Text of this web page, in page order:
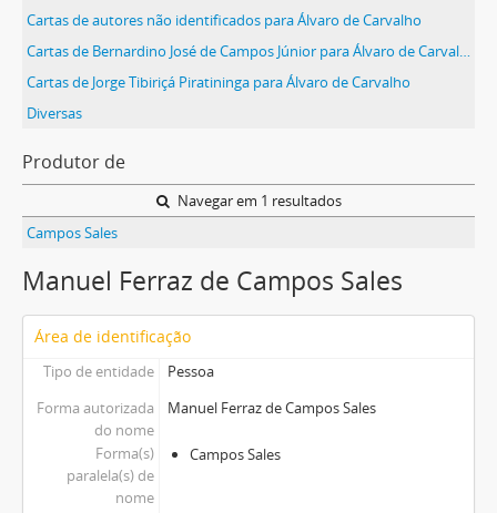
Cartas de autores não identificados para Álvaro de Carvalho
Cartas de Bernardino José de Campos Júnior para Álvaro de Carvalho
Cartas de Jorge Tibiriçá Piratininga para Álvaro de Carvalho
Diversas
Produtor de
Navegar em 1 resultados
Campos Sales
Manuel Ferraz de Campos Sales
Área de identificação
Tipo de entidade
Pessoa
Forma autorizada
do nome
Manuel Ferraz de Campos Sales
Forma(s)
paralela(s) de
nome
Campos Sales